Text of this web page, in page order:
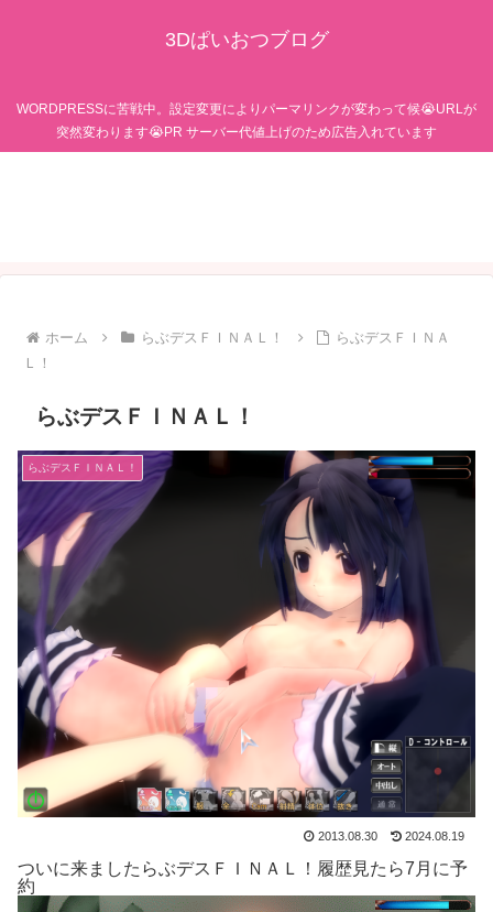
3Dぱいおつブログ
WORDPRESSに苦戦中。設定変更によりパーマリンクが変わって候😭URLが
突然変わります😭PR サーバー代値上げのため広告入れています
ホーム らぶデスＦＩＮＡＬ！
らぶデスＦＩＮＡ
Ｌ！
らぶデスＦＩＮＡＬ！
らぶデスＦＩＮＡＬ！
2013.08.30 2024.08.19
ついに来ましたらぶデスＦＩＮＡＬ！履歴見たら7月に予
約